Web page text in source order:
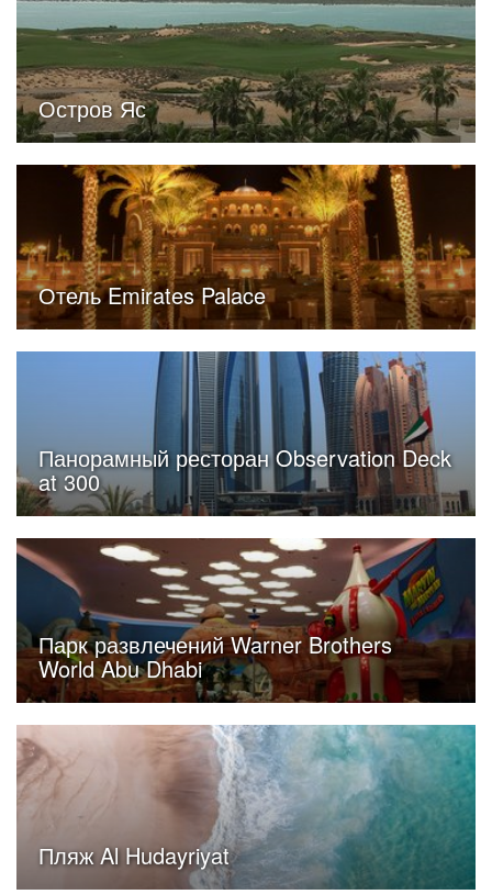
Остров Яс
Отель Emirates Palace
Панорамный ресторан Observation Deck
at 300
Парк развлечений Warner Brothers
World Abu Dhabi
Пляж Al Hudayriyat